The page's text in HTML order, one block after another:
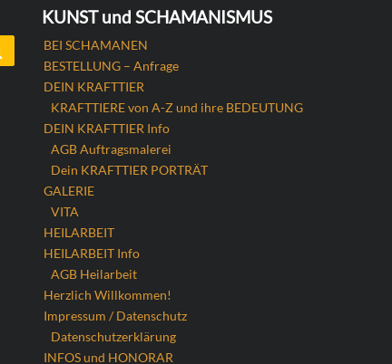
KUNST und SCHAMANISMUS
BEI SCHAMANEN
BESTELLUNG – Anfrage
DEIN KRAFTTIER
KRAFTTIERE von A-Z und ihre BEDEUTUNG
DEIN KRAFTTIER Info
AGB Auftragsmalerei
Dein KRAFTTIER PORTRÄT
GALERIE
VITA
HEILARBEIT
HEILARBEIT Info
AGB Heilarbeit
Herzlich Willkommen!
Impressum / Datenschutz
Datenschutzerklärung
INFOS und HONORAR